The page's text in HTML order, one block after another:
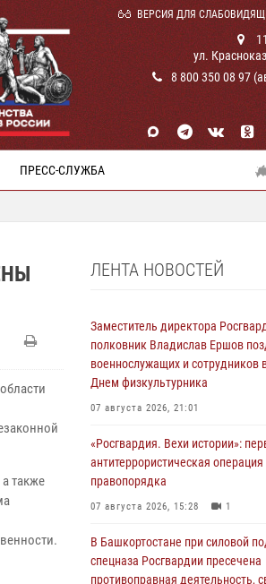
ВЕРСИЯ ДЛЯ
ул.
8 800 350 08 97
ПРЕСС-СЛУЖБА
также
ЛЕНТА НОВОСТЕЙ
Заместитель директора
полковник Владислав Ершов
военнослужащих и сотрудников
Днем физкультурника
07 августа 2026, 21:01
«Росгвардия. Вехи истории»:
антитеррористическая операция
правопорядка
07 августа 2026, 15:28 1
В Башкортостане при силовой
спецназа Росгвардии пресечена
противоправная деятельность,